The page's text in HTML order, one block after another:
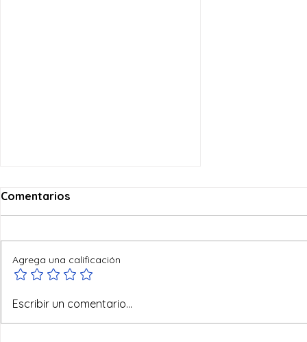
Ofertas de verano
Comentarios
Agrega una calificación
Escribir un comentario...